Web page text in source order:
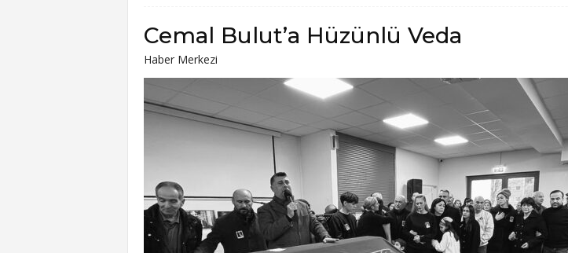
Cemal Bulut’a Hüzünlü Veda
Haber Merkezi